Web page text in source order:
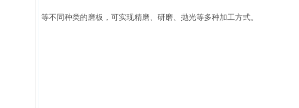
等不同种类的磨板，可实现精磨、研磨、抛光等多种加工方式。